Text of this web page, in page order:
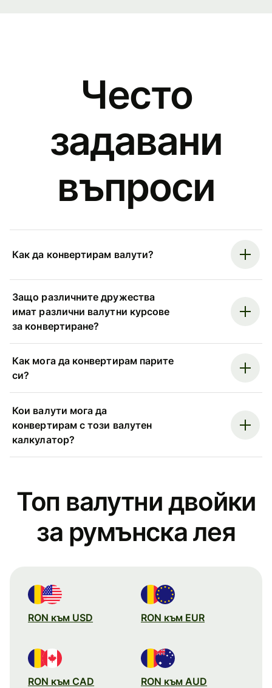
Често
задавани
въпроси
Как да конвертирам валути?
Защо различните дружества
имат различни валутни курсове
за конвертиране?
Как мога да конвертирам парите
си?
Кои валути мога да
конвертирам с този валутен
калкулатор?
Топ валутни двойки
за румънска лея
RON към USD RON към EUR
RON към CAD RON към AUD